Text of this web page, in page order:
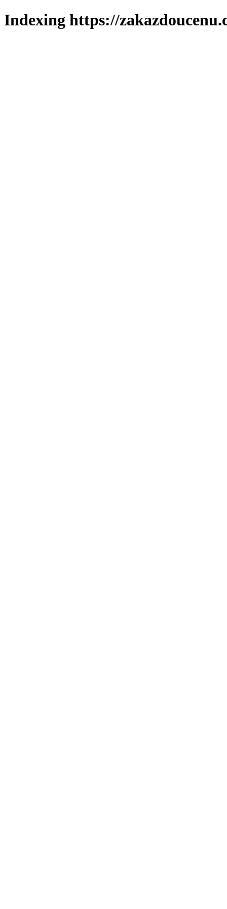
Indexing https://